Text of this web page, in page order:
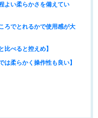
よい柔らかさを備えてい
ろでとれるかで使用感が大
比べると控えめ】
は柔らかく操作性も良い】